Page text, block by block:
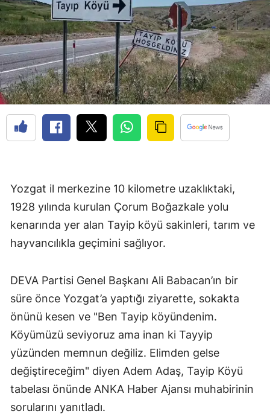
Yozgat il merkezine 10 kilometre uzaklıktaki,
1928 yılında kurulan Çorum Boğazkale yolu
kenarında yer alan Tayip köyü sakinleri, tarım ve
hayvancılıkla geçimini sağlıyor.
DEVA Partisi Genel Başkanı Ali Babacan’ın bir
süre önce Yozgat’a yaptığı ziyarette, sokakta
önünü kesen ve "Ben Tayip köyündenim.
Köyümüzü seviyoruz ama inan ki Tayyip
yüzünden memnun değiliz. Elimden gelse
değiştireceğim" diyen Adem Adaş, Tayip Köyü
tabelası önünde ANKA Haber Ajansı muhabirinin
sorularını yanıtladı.